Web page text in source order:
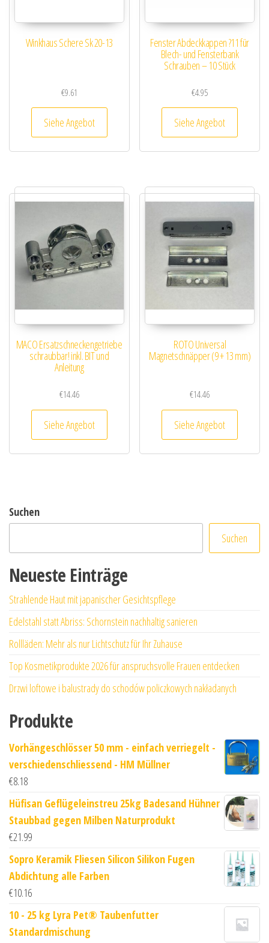
Winkhaus Schere Sk 20-13
€9.61
Siehe Angebot
Fenster Abdeckkappen ?11 für
Blech- und Fensterbank
Schrauben – 10 Stück
€4.95
Siehe Angebot
MACO Ersatzschneckengetriebe
schraubbar! inkl. BIT und
Anleitung
€14.46
Siehe Angebot
ROTO Universal
Magnetschnäpper (9 + 13 mm)
€14.46
Siehe Angebot
Suchen
Suchen
Neueste Einträge
Strahlende Haut mit japanischer Gesichtspflege
Edelstahl statt Abriss: Schornstein nachhaltig sanieren
Rollläden: Mehr als nur Lichtschutz für Ihr Zuhause
Top Kosmetikprodukte 2026 für anspruchsvolle Frauen entdecken
Drzwi loftowe i balustrady do schodów policzkowych nakładanych
Produkte
Vorhängeschlösser 50 mm - einfach verriegelt -
verschiedenschliessend - HM Müllner
€8.18
Hüfisan Geflügeleinstreu 25kg Badesand Hühner
Staubbad gegen Milben Naturprodukt
€21.99
Sopro Keramik Fliesen Silicon Silikon Fugen
Abdichtung alle Farben
€10.16
10 - 25 kg Lyra Pet® Taubenfutter
Standardmischung